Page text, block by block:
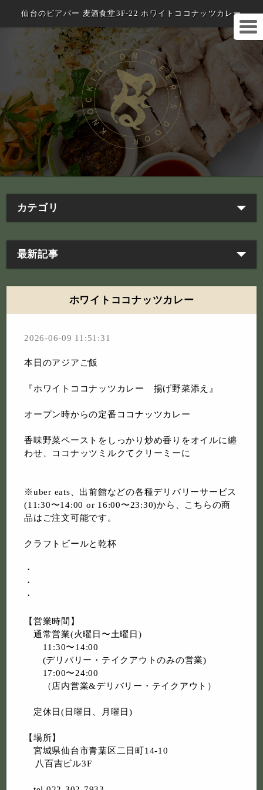
仙台のビアバー 麦酒食堂3F-22 ホワイトココナッツカレー
カテゴリ
最新記事
ホワイトココナッツカレー
2026-06-09 11:51:31
本日のアジアご飯
『ホワイトココナッツカレー 揚げ野菜添え』
オープン時からの定番ココナッツカレー
香味野菜ペーストをしっかり炒め香りをオイルに纏
わせ、ココナッツミルクてクリーミーに
※uber eats、出前館などの各種デリバリーサービス
(11:30〜14:00 or 16:00〜23:30)から、こちらの商
品はご注文可能です。
クラフトビールと乾杯
・
・
・
【営業時間】
通常営業(火曜日〜土曜日)
11:30〜14:00
(デリバリー・テイクアウトのみの営業)
17:00〜24:00
（店内営業&デリバリー・テイクアウト）
定休日(日曜日、月曜日)
【場所】
宮城県仙台市青葉区二日町14-10
八百吉ビル3F